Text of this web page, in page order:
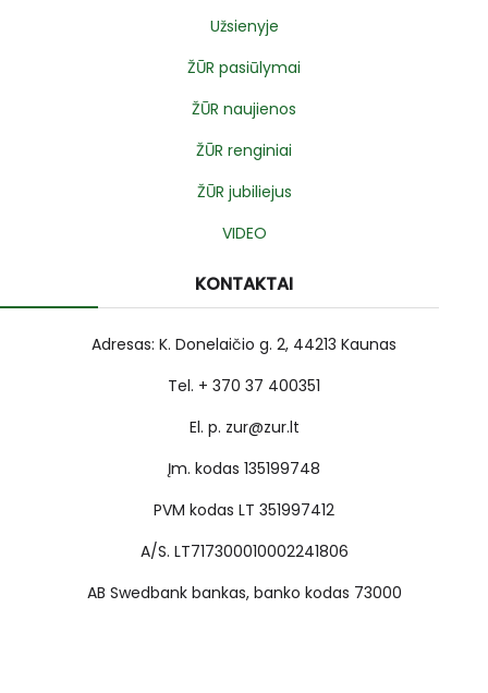
Užsienyje
ŽŪR pasiūlymai
ŽŪR naujienos
ŽŪR renginiai
ŽŪR jubiliejus
VIDEO
KONTAKTAI
Adresas: K. Donelaičio g. 2, 44213 Kaunas
Tel. + 370 37 400351
El. p. zur@zur.lt
Įm. kodas 135199748
PVM kodas LT 351997412
A/S. LT717300010002241806
AB Swedbank bankas, banko kodas 73000